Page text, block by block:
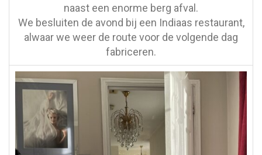
naast een enorme berg afval.
We besluiten de avond bij een Indiaas restaurant,
alwaar we weer de route voor de volgende dag
fabriceren.